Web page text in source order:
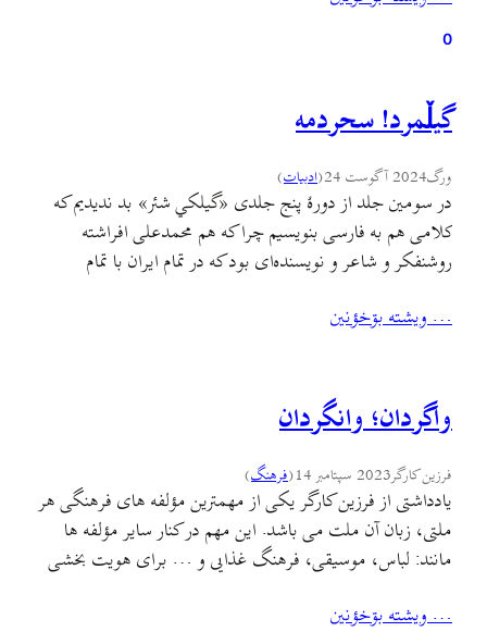
0
گيلٚمرد! سحردمه
ورگ2024 آگوست 24 (ادبيات)
در سومین جلد از دورهٔ پنج جلدی «گيلکي شئر» بد ندیدیم که
کلامی هم به فارسی بنویسیم چرا که هم محمدعلی افراشته
روشنفکر و شاعر و نویسنده‌ای بود که در تمام ایران با تمام
بهره برده و گزارشی به مخاطب ناآشنا به زبان…
… ويشته بۊخؤنين
واگردان؛ وانگردان
فرزین کارگر2023 سپتامبر 14 (فرهنگ)
یادداشتی از فرزین کارگر یکی از مهمترین مؤلفه های فرهنگی هر
ملتی، زبان آن ملت می باشد. این مهم در کنار سایر مؤلفه ها
مانند: لباس، موسیقی، فرهنگ غذایی و … برای هویت بخشی
کاربردی ترین و مهمترین این موارد است…
… ويشته بۊخؤنين